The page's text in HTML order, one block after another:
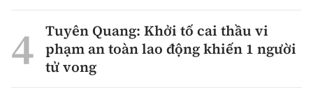
Tuyên Quang: Khởi tố cai thầu vi
phạm an toàn lao động khiến 1 người
tử vong